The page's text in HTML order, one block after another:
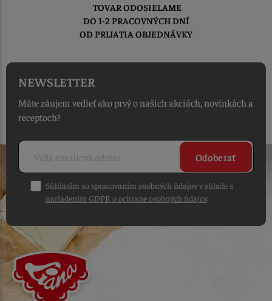
TOVAR ODOSIELAME
DO 1-2 PRACOVNÝCH DNÍ
OD PRIJATIA OBJEDNÁVKY
NEWSLETTER
Máte záujem vedieť ako prvý o našich akciách, novinkách a
receptoch?
Odoberať
Súhlasím so spracovaním osobných údajov v súlade s
nariadením GDPR o ochrane osobných údajov.